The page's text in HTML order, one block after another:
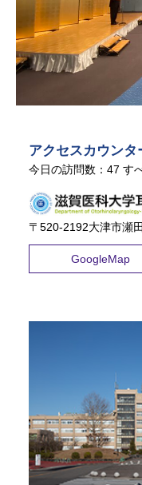
アクセスカウンタ
今日の訪問数： 47 す
〒520-2192大津市
GoogleMap